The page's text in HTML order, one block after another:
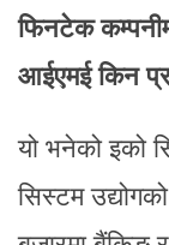
फिनटेक
आईएमई किन
यो भनेको इको
सिस्टम